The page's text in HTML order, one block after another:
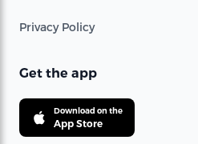
Privacy Policy
Get the app
Download on the
App Store